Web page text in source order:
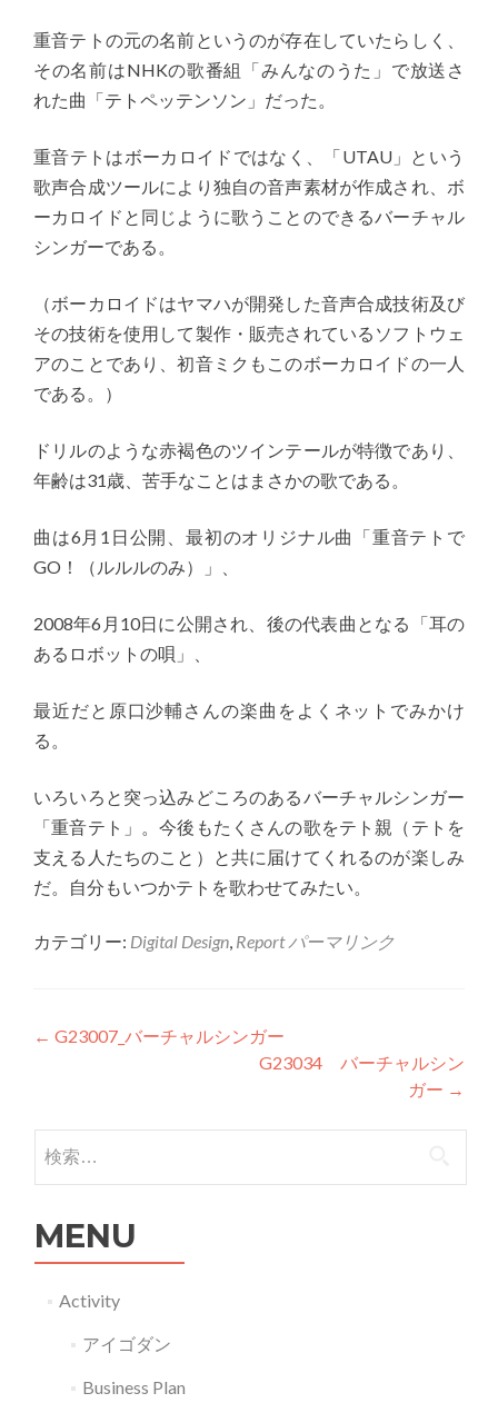
重音テトの元の名前というのが存在していたらしく、
その名前はNHKの歌番組「みんなのうた」で放送さ
れた曲「テトペッテンソン」だった。
重音テトはボーカロイドではなく、「UTAU」という
歌声合成ツールにより独自の音声素材が作成され、ボ
ーカロイドと同じように歌うことのできるバーチャル
シンガーである。
（ボーカロイドはヤマハが開発した音声合成技術及び
その技術を使用して製作・販売されているソフトウェ
アのことであり、初音ミクもこのボーカロイドの一人
である。）
ドリルのような赤褐色のツインテールが特徴であり、
年齢は31歳、苦手なことはまさかの歌である。
曲は6月1日公開、最初のオリジナル曲「重音テトで
GO！（ルルルのみ）」、
2008年6月10日に公開され、後の代表曲となる「耳の
あるロボットの唄」、
最近だと原口沙輔さんの楽曲をよくネットでみかけ
る。
いろいろと突っ込みどころのあるバーチャルシンガー
「重音テト」。今後もたくさんの歌をテト親（テトを
支える人たちのこと）と共に届けてくれるのが楽しみ
だ。自分もいつかテトを歌わせてみたい。
カテゴリー: Digital Design, Report パーマリンク
投稿ナビゲーション
← G23007_バーチャルシンガー
G23034 バーチャルシン
ガー →
検索:
MENU
Activity
アイゴダン
Business Plan